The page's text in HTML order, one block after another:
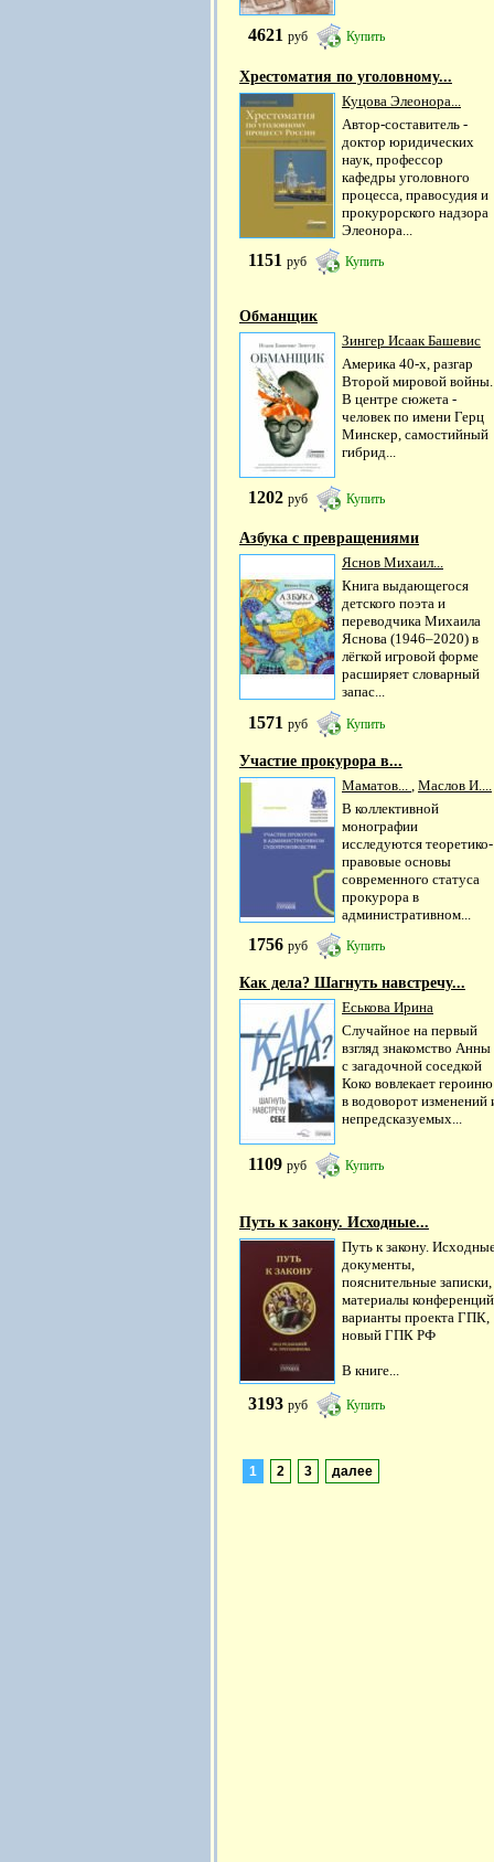
4621 руб Купить
Хрестоматия по уголовному...
Куцова Элеонора...
Автор-составитель -
доктор юридических
наук, профессор
кафедры уголовного
процесса, правосудия и
прокурорского надзора
Элеонора...
1151 руб Купить
Обманщик
Зингер Исаак Башевис
Америка 40-х, разгар
Второй мировой войны.
В центре сюжета -
человек по имени Герц
Минскер, самостийный
гибрид...
1202 руб Купить
Азбука с превращениями
Яснов Михаил...
Книга выдающегося
детского поэта и
переводчика Михаила
Яснова (1946–2020) в
лёгкой игровой форме
расширяет словарный
запас...
1571 руб Купить
Участие прокурора в...
Маматов...
Маслов И....
В коллективной
монографии
исследуются теоретико-
правовые основы
современного статуса
прокурора в
административном...
1756 руб Купить
Как дела? Шагнуть навстречу...
Еськова Ирина
Случайное на первый
взгляд знакомство Анны
с загадочной соседкой
Коко вовлекает героиню
в водоворот изменений
непредсказуемых...
1109 руб Купить
Путь к закону. Исходные...
Путь к закону.
документы,
пояснительные записки,
материалы
варианты проекта ГПК,
новый ГПК РФ
В книге...
3193 руб Купить
1 2 3 далее